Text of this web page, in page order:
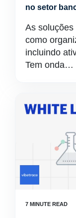
no setor
As
como
incluindo
Tem onda…